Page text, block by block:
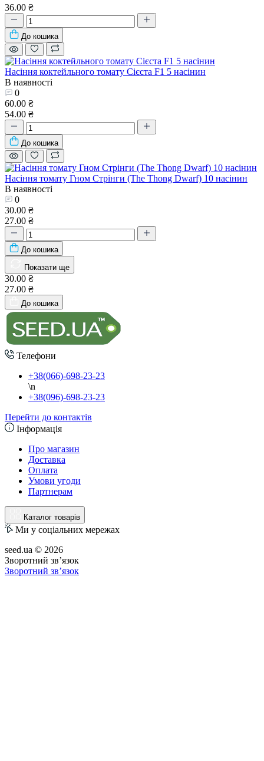
36.00 ₴
До кошика
Насіння коктейльного томату Сієста F1 5 насінин
В наявності
0
60.00 ₴
54.00 ₴
До кошика
Насіння томату Гном Стрінги (The Thong Dwarf) 10 насінин
В наявності
0
30.00 ₴
27.00 ₴
До кошика
Показати ще
30.00 ₴
27.00 ₴
До кошика
Телефони
+38(066)-698-23-23
\n
+38(096)-698-23-23
Перейти до контактів
Інформація
Про магазин
Доставка
Оплата
Умови угоди
Партнерам
Каталог товарів
Ми у соціальних мережах
seed.ua © 2026
Зворотний зв’язок
Зворотний зв’язок